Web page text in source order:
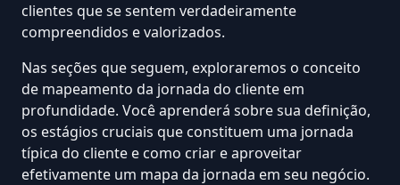
clientes que se sentem verdadeiramente
compreendidos e valorizados.
Nas seções que seguem, exploraremos o conceito
de mapeamento da jornada do cliente em
profundidade. Você aprenderá sobre sua definição,
os estágios cruciais que constituem uma jornada
típica do cliente e como criar e aproveitar
efetivamente um mapa da jornada em seu negócio.